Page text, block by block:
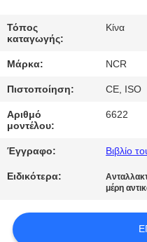
ΜΑΣ
ΕΛΆΤΕ
ΕΠΑΦΉ
ΜΕ
ΕΙΔΉΣΕΙΣ
ΖΗΤΉΣΤΕ
Τόπος
καταγωγής:
Κίνα
Μάρκα: NCR
Πιστοποίηση: CE, ISO
Αριθμό
μοντέλου:
6622
Έγγραφο: Βιβλίο
Ειδικότερα:
μέρη